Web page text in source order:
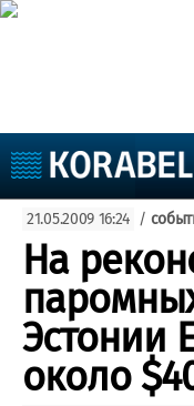
Судоходство
Судоремонт
События
Пресс-релизы
Порты
Рыболовство
ВМФ
Яхты и катера
Еще
21.05.2009 16:24 /
На
Эстонии
около